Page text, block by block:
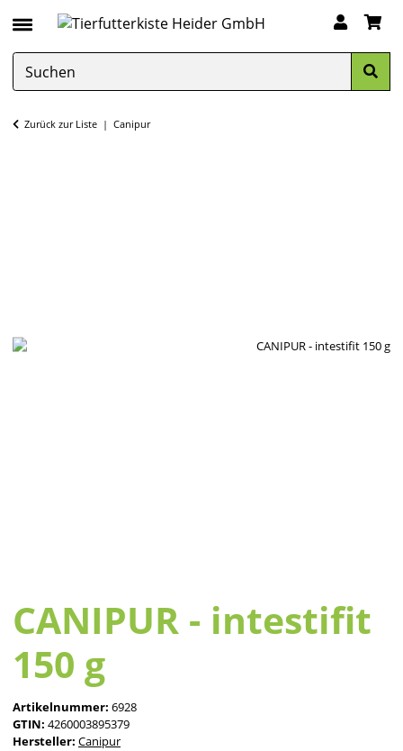
Zurück zur Liste Canipur
CANIPUR - intestifit
150 g
Artikelnummer: 6928
GTIN: 4260003895379
Hersteller: Canipur